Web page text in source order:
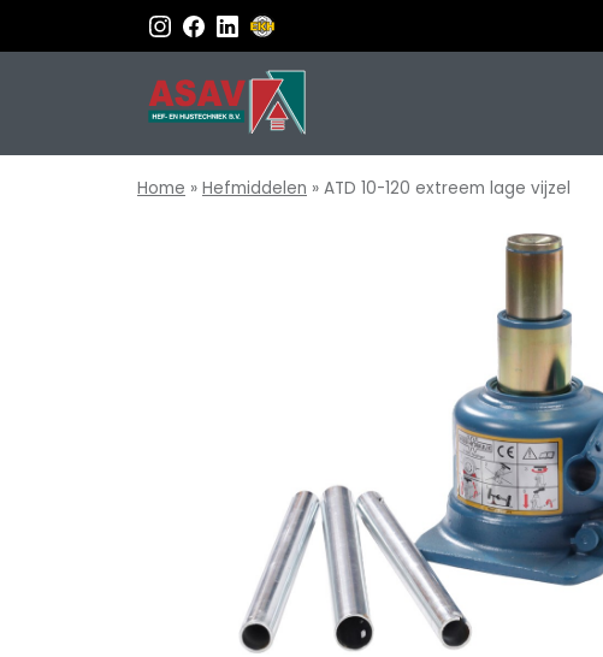
Home » Hefmiddelen » ATD 10-120 extreem lage vijzel